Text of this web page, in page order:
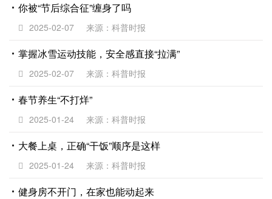
你被“节后综合征”缠身了吗
2025-02-07 来源：科普时报
掌握冰雪运动技能，安全感直接“拉满”
2025-02-07 来源：科普时报
春节养生“不打烊”
2025-01-24 来源：科普时报
大餐上桌，正确“干饭”顺序是这样
2025-01-24 来源：科普时报
健身房不开门，在家也能动起来